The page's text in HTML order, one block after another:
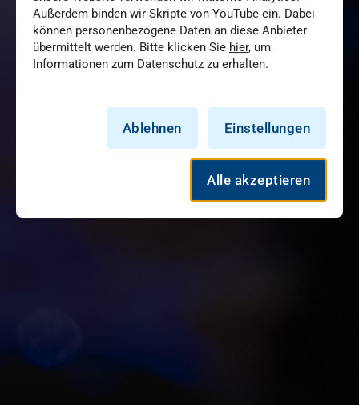
Außerdem binden wir Skripte von YouTube ein. Dabei
können personenbezogene Daten an diese Anbieter
übermittelt werden. Bitte klicken Sie hier, um
Informationen zum Datenschutz zu erhalten.
Ablehnen Einstellungen
Alle akzeptieren